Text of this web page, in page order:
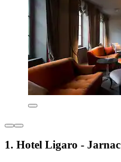
1. Hotel Ligaro - Jarnac